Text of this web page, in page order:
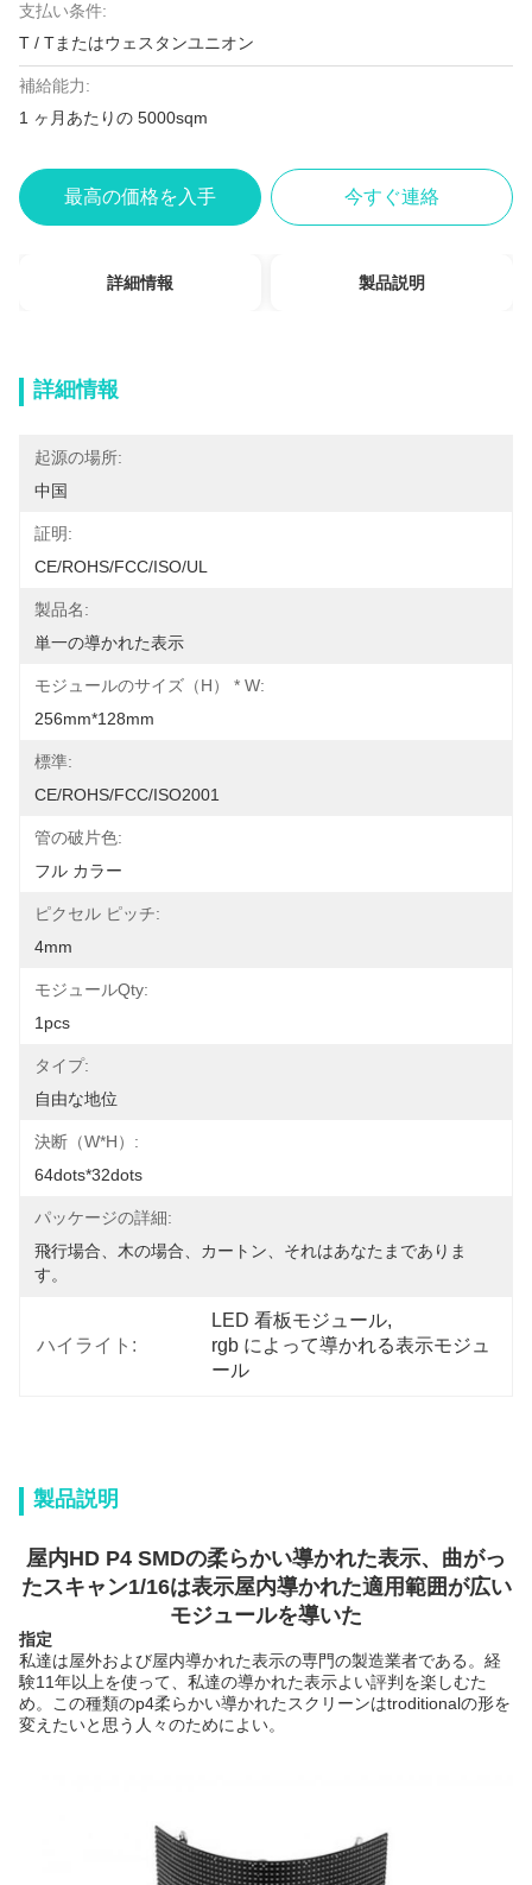
支払い条件:
T / Tまたはウェスタンユニオン
補給能力:
1 ヶ月あたりの 5000sqm
最高の価格を入手 今すぐ連絡
詳細情報 製品説明
詳細情報
起源の場所:
中国
証明:
CE/ROHS/FCC/ISO/UL
製品名:
単一の導かれた表示
モジュールのサイズ（H） * W:
256mm*128mm
標準:
CE/ROHS/FCC/ISO2001
管の破片色:
フル カラー
ピクセル ピッチ:
4mm
モジュールQty:
1pcs
タイプ:
自由な地位
決断（W*H）:
64dots*32dots
パッケージの詳細:
飛行場合、木の場合、カートン、それはあなたまでありま
す。
ハイライト:
LED 看板モジュール,
rgb によって導かれる表示モジュ
ール
製品説明
屋内HD P4 SMDの柔らかい導かれた表示、曲がっ
たスキャン1/16は表示屋内導かれた適用範囲が広い
モジュールを導いた
指定
私達は屋外および屋内導かれた表示の専門の製造業者である。経
験11年以上を使って、私達の導かれた表示よい評判を楽しむた
め。この種類のp4柔らかい導かれたスクリーンはtroditionalの形を
変えたいと思う人々のためによい。